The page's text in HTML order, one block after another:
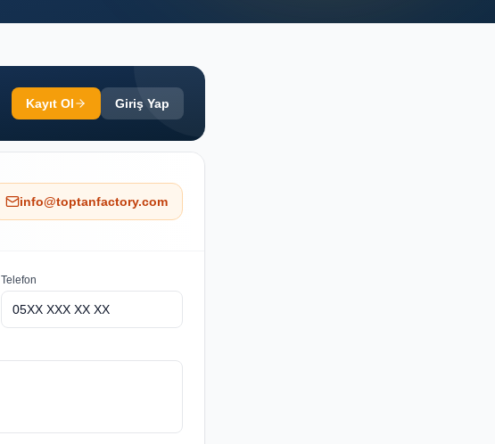
Kayıt Ol Giriş Yap
info@toptanfactory.com
Telefon